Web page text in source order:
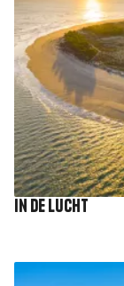
In de lucht
Afbeelding